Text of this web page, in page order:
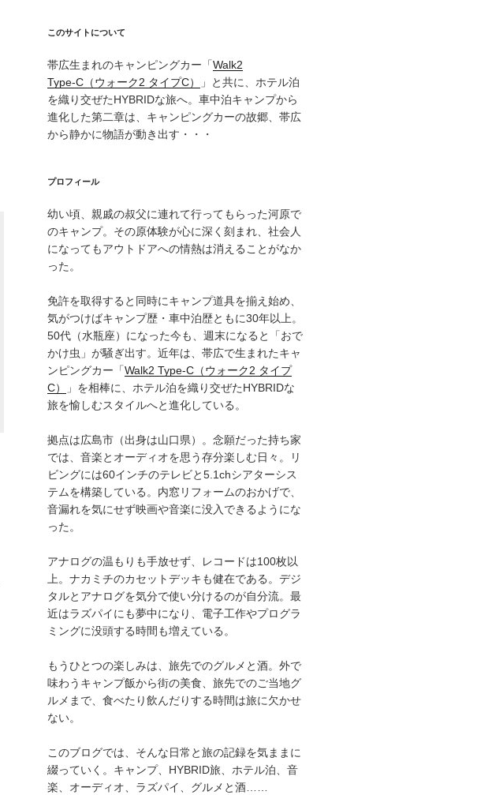
このサイトについて
帯広生まれのキャンピングカー「Walk2
Type‑C（ウォーク2 タイプC）
」と共に、ホテル泊
を織り交ぜたHYBRIDな旅へ。車中泊キャンプから
進化した第二章は、キャンピングカーの故郷、帯広
から静かに物語が動き出す・・・
プロフィール
幼い頃、親戚の叔父に連れて行ってもらった河原で
のキャンプ。その原体験が心に深く刻まれ、社会人
になってもアウトドアへの情熱は消えることがなか
った。
免許を取得すると同時にキャンプ道具を揃え始め、
気がつけばキャンプ歴・車中泊歴ともに30年以上。
50代（水瓶座）になった今も、週末になると「おで
かけ虫」が騒ぎ出す。近年は、帯広で生まれたキャ
ンピングカー「Walk2 Type‑C（ウォーク2 タイプ
C）
」を相棒に、ホテル泊を織り交ぜたHYBRIDな
旅を愉しむスタイルへと進化している。
拠点は広島市（出身は山口県）。念願だった持ち家
では、音楽とオーディオを思う存分楽しむ日々。リ
ビングには60インチのテレビと5.1chシアターシス
テムを構築している。内窓リフォームのおかげで、
音漏れを気にせず映画や音楽に没入できるようにな
った。
アナログの温もりも手放せず、レコードは100枚以
上。ナカミチのカセットデッキも健在である。デジ
タルとアナログを気分で使い分けるのが自分流。最
近はラズパイにも夢中になり、電子工作やプログラ
ミングに没頭する時間も増えている。
もうひとつの楽しみは、旅先でのグルメと酒。外で
味わうキャンプ飯から街の美食、旅先でのご当地グ
ルメまで、食べたり飲んだりする時間は旅に欠かせ
ない。
このブログでは、そんな日常と旅の記録を気ままに
綴っていく。キャンプ、HYBRID旅、ホテル泊、音
楽、オーディオ、ラズパイ、グルメと酒……